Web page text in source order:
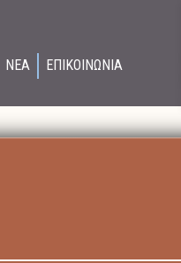
ΝΕΑ ΕΠΙΚΟΙΝΩΝΙΑ